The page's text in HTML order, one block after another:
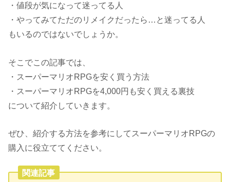
・値段が気になって迷ってる人
・やってみてただのリメイクだったら…と迷ってる人
もいるのではないでしょうか。
そこでこの記事では、
・スーパーマリオRPGを安く買う方法
・スーパーマリオRPGを4,000円も安く買える裏技
について紹介していきます。
ぜひ、紹介する方法を参考にしてスーパーマリオRPGの
購入に役立ててください。
関連記事